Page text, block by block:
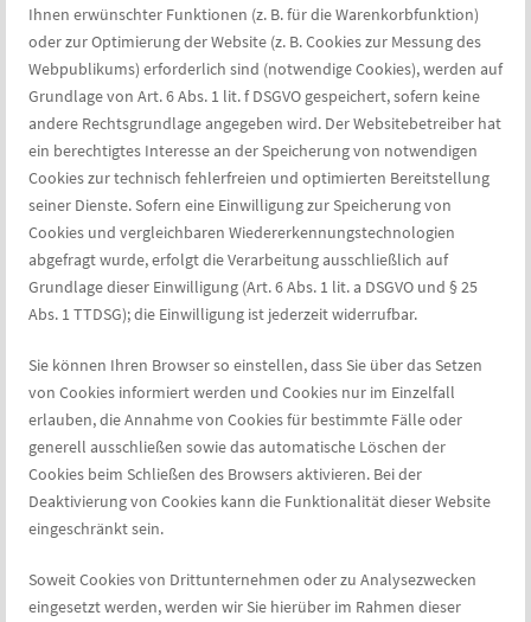
Ihnen erwünschter Funktionen (z. B. für die Warenkorbfunktion)
oder zur Optimierung der Website (z. B. Cookies zur Messung des
Webpublikums) erforderlich sind (notwendige Cookies), werden auf
Grundlage von Art. 6 Abs. 1 lit. f DSGVO gespeichert, sofern keine
andere Rechtsgrundlage angegeben wird. Der Websitebetreiber hat
ein berechtigtes Interesse an der Speicherung von notwendigen
Cookies zur technisch fehlerfreien und optimierten Bereitstellung
seiner Dienste. Sofern eine Einwilligung zur Speicherung von
Cookies und vergleichbaren Wiedererkennungstechnologien
abgefragt wurde, erfolgt die Verarbeitung ausschließlich auf
Grundlage dieser Einwilligung (Art. 6 Abs. 1 lit. a DSGVO und § 25
Abs. 1 TTDSG); die Einwilligung ist jederzeit widerrufbar.
Sie können Ihren Browser so einstellen, dass Sie über das Setzen
von Cookies informiert werden und Cookies nur im Einzelfall
erlauben, die Annahme von Cookies für bestimmte Fälle oder
generell ausschließen sowie das automatische Löschen der
Cookies beim Schließen des Browsers aktivieren. Bei der
Deaktivierung von Cookies kann die Funktionalität dieser Website
eingeschränkt sein.
Soweit Cookies von Drittunternehmen oder zu Analysezwecken
eingesetzt werden, werden wir Sie hierüber im Rahmen dieser